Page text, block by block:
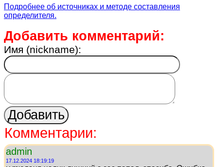
Подробнее об источниках и методе составления
определителя.
Добавить комментарий:
Имя (nickname):
Комментарии:
admin
17.12.2024 18:19:19